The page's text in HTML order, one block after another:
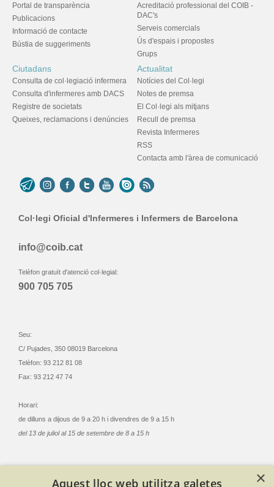
Portal de transparència
Publicacions
Informació de contacte
Bústia de suggeriments
Acreditació professional del COIB -
DAC's
Serveis comercials
Ús d'espais i propostes
Grups
Ciutadans
Consulta de col·legiació infermera
Consulta d'infermeres amb DACS
Registre de societats
Queixes, reclamacions i denúncies
Actualitat
Notícies del Col·legi
Notes de premsa
El Col·legi als mitjans
Recull de premsa
Revista Infermeres
RSS
Contacta amb l'àrea de comunicació
Col·legi Oficial d'Infermeres i Infermers de Barcelona
info@coib.cat
Telèfon gratuït d'atenció col·legial:
900 705 705
Seu:
C/ Pujades, 350 08019 Barcelona
Telèfon: 93 212 81 08
Fax: 93 212 47 74
Horari:
de dilluns a dijous de 9 a 20 h i divendres de 9 a 15 h
del 13 de juliol al 15 de setembre de 8 a 15 h
×
Aquest lloc web utilitza galetes